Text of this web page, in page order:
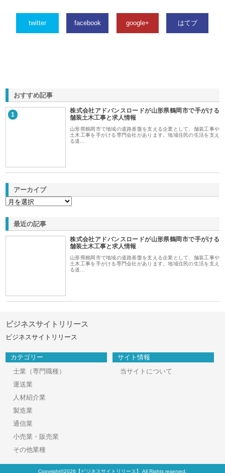
twitter facebook google+ はてブ
おすすめ記事
1
株式会社アドバンスロードが山形県鶴岡市で手がける
舗装土木工事と求人情報
山形県鶴岡市で地域の道路基盤を支える企業として、舗装工事や
土木工事を手がける専門会社があります。地域住民の生活を支え
る道…
アーカイブ
最近の記事
株式会社アドバンスロードが山形県鶴岡市で手がける
舗装土木工事と求人情報
山形県鶴岡市で地域の道路基盤を支える企業として、舗装工事や
土木工事を手がける専門会社があります。地域住民の生活を支え
る道…
ビジネスサイトリリース
ビジネスサイトリリース
カテゴリー
士業（専門職種）
運送業
人材紹介業
製造業
通信業
小売業・販売業
その他業種
サイト情報
当サイトについて
Copyright©2026【ビジネスサイトリリース】 All Rights reserved.